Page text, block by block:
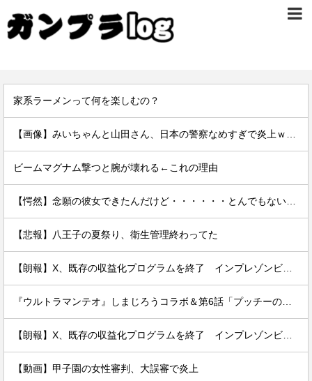
家系ラーメンって何を楽しむの？
ビームマグナム撃つと腕が壊れる←これの理由
【悲報】八王子の夏祭り、衛生管理終わってた
【動画】甲子園の女性審判、大誤審で炎上